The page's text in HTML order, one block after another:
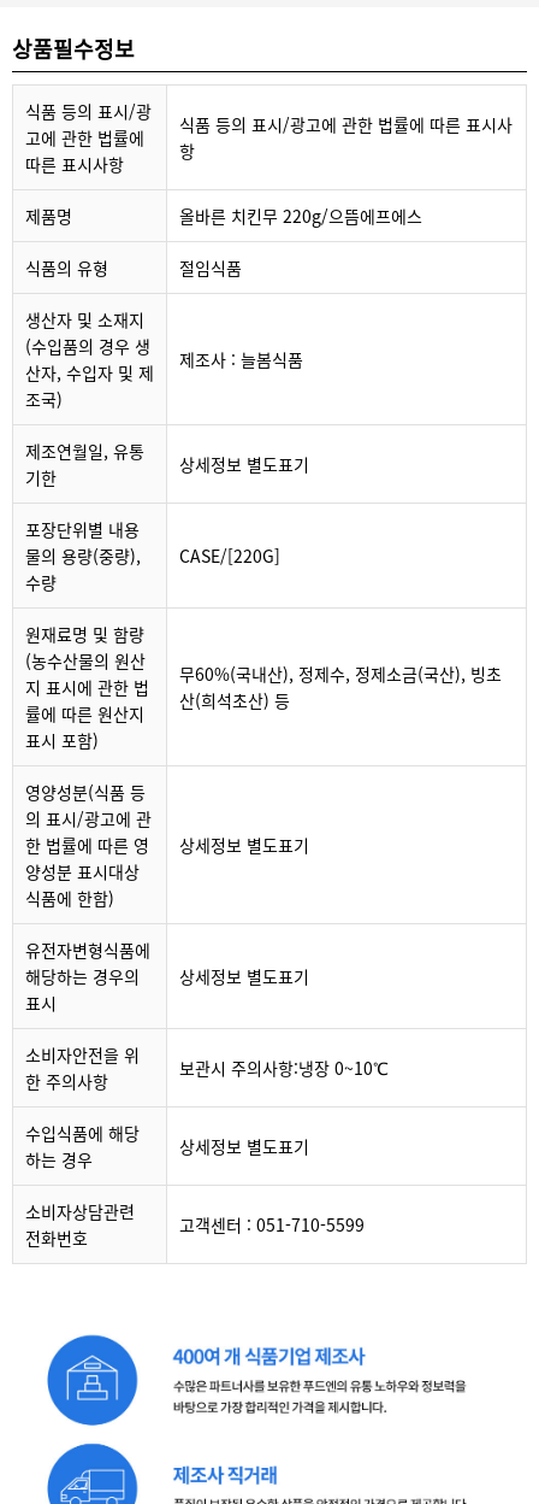
상품필수정보
식품 등의 표시/광
고에 관한 법률에
따른 표시사항
식품 등의 표시/광고에 관한 법률에 따른 표시사
항
제품명 올바른 치킨무 220g/으뜸에프에스
식품의 유형 절임식품
생산자 및 소재지
(수입품의 경우 생
산자, 수입자 및 제
조국)
제조사 : 늘봄식품
제조연월일, 유통
기한
상세정보 별도표기
포장단위별 내용
물의 용량(중량),
수량
CASE/[220G]
원재료명 및 함량
(농수산물의 원산
지 표시에 관한 법
률에 따른 원산지
표시 포함)
무60%(국내산), 정제수, 정제소금(국산), 빙초
산(희석초산) 등
영양성분(식품 등
의 표시/광고에 관
한 법률에 따른 영
양성분 표시대상
식품에 한함)
상세정보 별도표기
유전자변형식품에
해당하는 경우의
표시
상세정보 별도표기
소비자안전을 위
한 주의사항
보관시 주의사항:냉장 0~10℃
수입식품에 해당
하는 경우
상세정보 별도표기
소비자상담관련
전화번호
고객센터 : 051-710-5599